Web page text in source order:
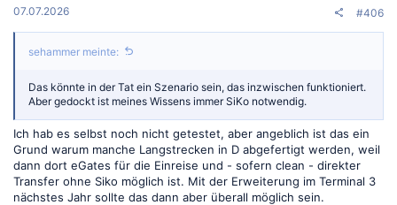
:
07.07.2026 #406
sehammer meinte:
Das könnte in der Tat ein Szenario sein, das inzwischen funktioniert.
Aber gedockt ist meines Wissens immer SiKo notwendig.
Ich hab es selbst noch nicht getestet, aber angeblich ist das ein
Grund warum manche Langstrecken in D abgefertigt werden, weil
dann dort eGates für die Einreise und - sofern clean - direkter
Transfer ohne Siko möglich ist. Mit der Erweiterung im Terminal 3
nächstes Jahr sollte das dann aber überall möglich sein.